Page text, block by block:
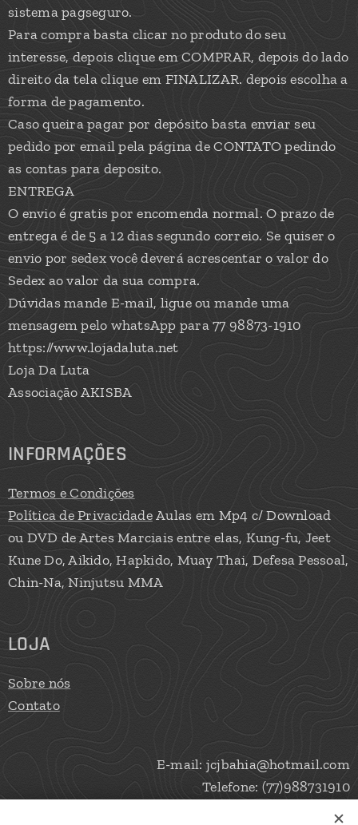
sistema pagseguro.
Para compra basta clicar no produto do seu
interesse, depois clique em COMPRAR, depois do lado
direito da tela clique em FINALIZAR. depois escolha a
forma de pagamento.
Caso queira pagar por depósito basta enviar seu
pedido por email pela página de CONTATO pedindo
as contas para deposito.
ENTREGA
O envio é gratis por encomenda normal. O prazo de
entrega é de 5 a 12 dias segundo correio. Se quiser o
envio por sedex você deverá acrescentar o valor do
Sedex ao valor da sua compra.
Dúvidas mande E-mail, ligue ou mande uma
mensagem pelo whatsApp para 77 98873-1910
https://www.lojadaluta.net
Loja Da Luta
Associação AKISBA
INFORMAÇÕES
Termos e Condições
Política de PrivacidadeAulas em Mp4 c/ Download
ou DVD de Artes Marciais entre elas, Kung-fu, Jeet
Kune Do, Aikido, Hapkido, Muay Thai, Defesa Pessoal,
Chin-Na, Ninjutsu MMA
LOJA
Sobre nós
Contato
E-mail: jcjbahia@hotmail.com
Telefone: (77)988731910